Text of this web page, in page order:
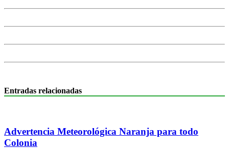
Entradas relacionadas
Advertencia Meteorológica Naranja para todo
Colonia